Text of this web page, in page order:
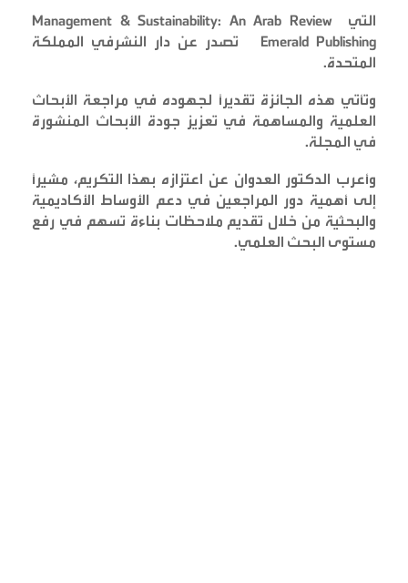
Management & Sustainability: An Arab Review التي
تصدر عن دار النشر Emerald Publishing
في المملكة
المتحدة.
وتأتي هذه الجائزة تقديرًا لجهوده في مراجعة الأبحاث
العلمية والمساهمة في تعزيز جودة الأبحاث المنشورة
في المجلة.
وأعرب الدكتور العدوان عن اعتزازه بهذا التكريم، مشيرًا
إلى أهمية دور المراجعين في دعم الأوساط الأكاديمية
والبحثية من خلال تقديم ملاحظات بناءة تسهم في رفع
مستوى البحث العلمي.